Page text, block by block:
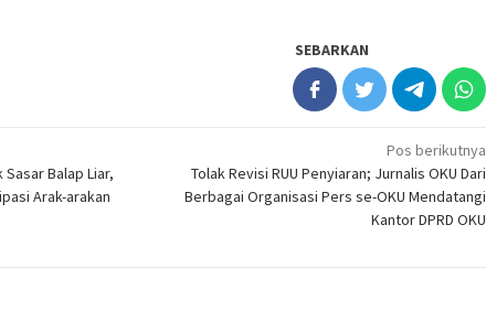
SEBARKAN
Balap Liar,
Arak-arakan
Pos berikutnya
Tolak Revisi RUU Penyiaran; Jurnalis OKU Dari
Berbagai Organisasi Pers se-OKU Mendatangi
Kantor DPRD OKU